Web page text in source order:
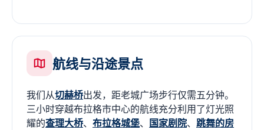
航线与沿途景点
我们从切赫桥出发，距老城广场步行仅需五分钟。
三小时穿越布拉格市中心的航线充分利用了灯光照
耀的查理大桥、 布拉格城堡、 国家剧院、 跳舞的房